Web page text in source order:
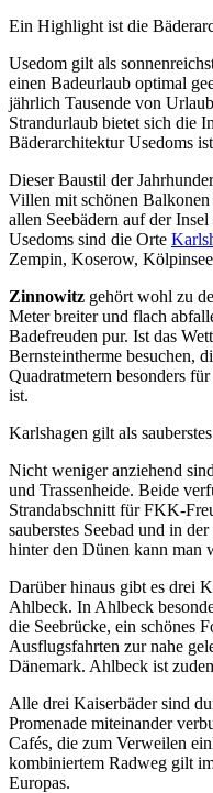
Ein Highlight ist die
Usedom gilt als
einen Badeurlaub optimal
jährlich Tausende von
Strandurlaub bietet sich die
Bäderarchitektur Usedoms
Dieser Baustil der
Villen mit schönen Balkonen
allen Seebädern auf der
Usedoms sind die Orte
Zempin, Koserow,
Zinnowitz gehört wohl zu
Meter breiter und flach
Badefreuden pur. Ist das
Bernsteintherme besuchen,
Quadratmetern besonders
ist.
Karlshagen gilt als
Nicht weniger anziehend
und Trassenheide. Beide
Strandabschnitt für FKK-
sauberstes Seebad und in
hinter den Dünen kann man
Darüber hinaus gibt es drei
Ahlbeck. In Ahlbeck
die Seebrücke, ein schönes
Ausflugsfahrten zur nahe
Dänemark. Ahlbeck ist
Alle drei Kaiserbäder sind
Promenade miteinander
Cafés, die zum Verweilen
kombiniertem Radweg gilt
Europas.